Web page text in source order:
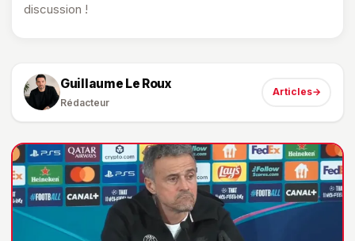
discussion !
Guillaume Le Roux
Rédacteur
Articles→